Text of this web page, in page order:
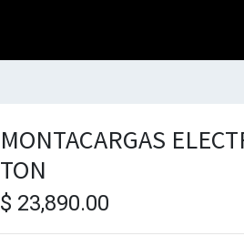
MONTACARGAS
TON
$ 23,890.00